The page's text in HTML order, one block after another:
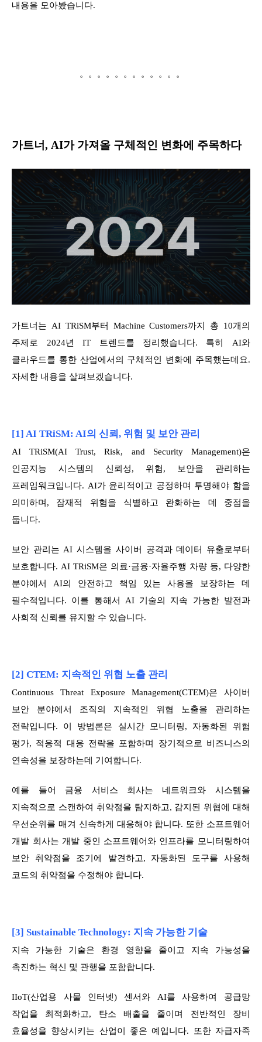
내용을 모아봤습니다.
。。。。。。。。。。。。
가트너, AI가 가져올 구체적인 변화에 주목하다
가트너는 AI TRiSM부터 Machine Customers까지 총 10개의
주제로 2024년 IT 트렌드를 정리했습니다. 특히 AI와
클라우드를 통한 산업에서의 구체적인 변화에 주목했는데요.
자세한 내용을 살펴보겠습니다.
[1] AI TRiSM: AI의 신뢰, 위험 및 보안 관리
AI TRiSM(AI Trust, Risk, and Security Management)은
인공지능 시스템의 신뢰성, 위험, 보안을 관리하는
프레임워크입니다. AI가 윤리적이고 공정하며 투명해야 함을
의미하며, 잠재적 위험을 식별하고 완화하는 데 중점을
둡니다.
보안 관리는 AI 시스템을 사이버 공격과 데이터 유출로부터
보호합니다. AI TRiSM은 의료·금융·자율주행 차량 등, 다양한
분야에서 AI의 안전하고 책임 있는 사용을 보장하는 데
필수적입니다. 이를 통해서 AI 기술의 지속 가능한 발전과
사회적 신뢰를 유지할 수 있습니다.
[2] CTEM: 지속적인 위협 노출 관리
Continuous Threat Exposure Management(CTEM)은 사이버
보안 분야에서 조직의 지속적인 위협 노출을 관리하는
전략입니다. 이 방법론은 실시간 모니터링, 자동화된 위험
평가, 적응적 대응 전략을 포함하며 장기적으로 비즈니스의
연속성을 보장하는데 기여합니다.
예를 들어 금융 서비스 회사는 네트워크와 시스템을
지속적으로 스캔하여 취약점을 탐지하고, 감지된 위협에 대해
우선순위를 매겨 신속하게 대응해야 합니다. 또한 소프트웨어
개발 회사는 개발 중인 소프트웨어와 인프라를 모니터링하여
보안 취약점을 조기에 발견하고, 자동화된 도구를 사용해
코드의 취약점을 수정해야 합니다.
[3] Sustainable Technology: 지속 가능한 기술
지속 가능한 기술은 환경 영향을 줄이고 지속 가능성을
촉진하는 혁신 및 관행을 포함합니다.
IIoT(산업용 사물 인터넷) 센서와 AI를 사용하여 공급망
작업을 최적화하고, 탄소 배출을 줄이며 전반적인 장비
효율성을 향상시키는 산업이 좋은 예입니다. 또한 자급자족